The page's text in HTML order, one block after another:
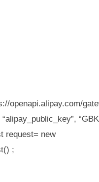
openapi.alipay.com/
request= new
;